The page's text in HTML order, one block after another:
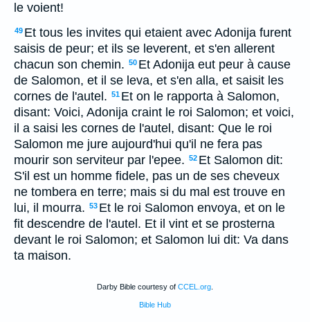
le voient!
49 Et tous les invites qui etaient avec Adonija furent
saisis de peur; et ils se leverent, et s'en allerent
chacun son chemin. 50 Et Adonija eut peur à cause
de Salomon, et il se leva, et s'en alla, et saisit les
cornes de l'autel. 51 Et on le rapporta à Salomon,
disant: Voici, Adonija craint le roi Salomon; et voici,
il a saisi les cornes de l'autel, disant: Que le roi
Salomon me jure aujourd'hui qu'il ne fera pas
mourir son serviteur par l'epee. 52 Et Salomon dit:
S'il est un homme fidele, pas un de ses cheveux
ne tombera en terre; mais si du mal est trouve en
lui, il mourra. 53 Et le roi Salomon envoya, et on le
fit descendre de l'autel. Et il vint et se prosterna
devant le roi Salomon; et Salomon lui dit: Va dans
ta maison.
Darby Bible courtesy of CCEL.org
Bible Hub